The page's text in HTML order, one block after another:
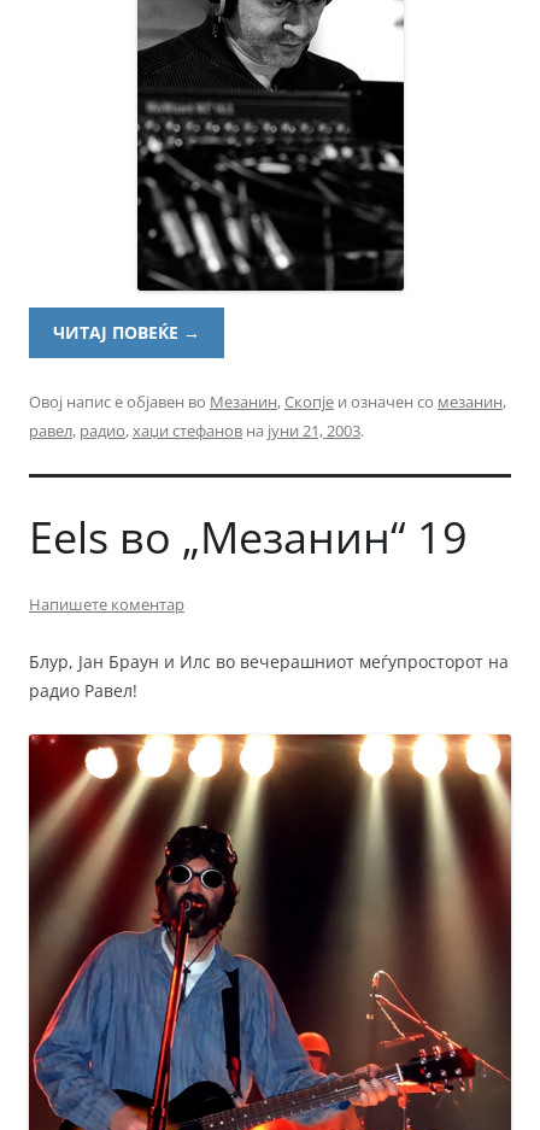
ЧИТАЈ ПОВЕЌЕ →
Овој напис е објавен во Мезанин,Скопје и означен со мезанин,
равел, радио,хаџи стефанов на јуни 21, 2003.
Eels во „Мезанин“ 19
Напишете коментар
Блур, Јан Браун и Илс во вечерашниот меѓупросторот на
радио Равел!